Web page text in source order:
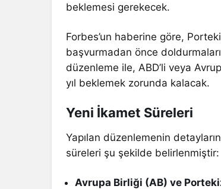
beklemesi gerekecek.
Forbes’un haberine göre,
başvurmadan önce
düzenleme ile, ABD’li veya
yıl beklemek zorunda kalacak.
Yeni İkamet Süreleri
Yapılan düzenlemenin
süreleri şu şekilde belirlenmiştir:
Avrupa Birliği (AB) ve